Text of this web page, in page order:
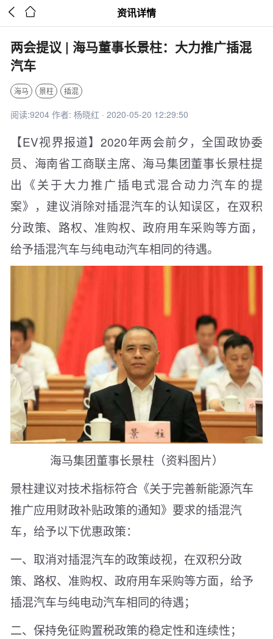
  资讯详情
两会提议 | 海马董事长景柱：大力推广插混
汽车
海马 景柱 插混
阅读:9204 作者: 杨晓红 · 2020-05-20 12:29:50
【EV视界报道】2020年两会前夕，全国政协委
员、海南省工商联主席、海马集团董事长景柱提
出《关于大力推广插电式混合动力汽车的提
案》，建议消除对插混汽车的认知误区，在双积
分政策、路权、准购权、政府用车采购等方面，
给予插混汽车与纯电动汽车相同的待遇。
海马集团董事长景柱（资料图片）
景柱建议对技术指标符合《关于完善新能源汽车
推广应用财政补贴政策的通知》要求的插混汽
车，给予以下优惠政策：
一、取消对插混汽车的政策歧视，在双积分政
策、路权、准购权、政府用车采购等方面，给予
插混汽车与纯电动汽车相同的待遇；
二、保持免征购置税政策的稳定性和连续性；